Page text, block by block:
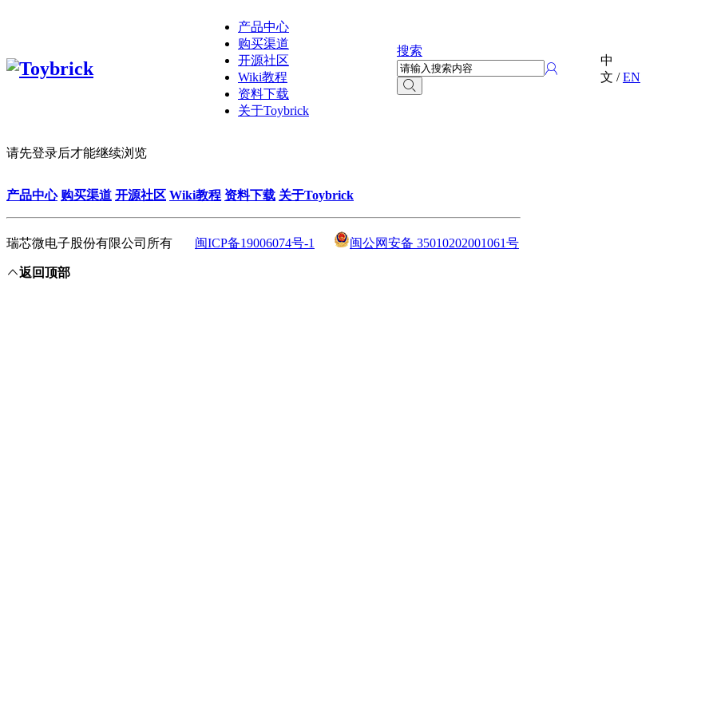
产品中心
购买渠道
开源社区
Wiki教程
资料下载
关于Toybrick
搜索
中
文 /EN
请先登录后才能继续浏览
产品中心 购买渠道 开源社区 Wiki教程 资料下载 关于Toybrick
瑞芯微电子股份有限公司所有 闽ICP备19006074号-1 闽公网安备 35010202001061号
返回顶部